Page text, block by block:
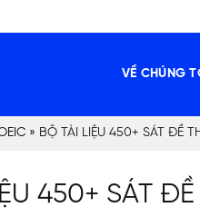
VỀ CHÚNG
» BỘ TÀI LIỆU 450+ SÁT ĐỀ
450+ SÁT